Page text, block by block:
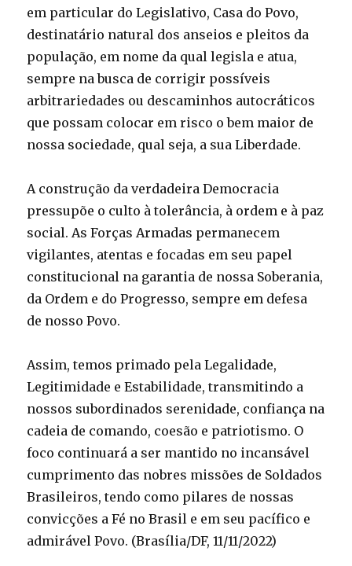
em particular do Legislativo, Casa do Povo,
destinatário natural dos anseios e pleitos da
população, em nome da qual legisla e atua,
sempre na busca de corrigir possíveis
arbitrariedades ou descaminhos autocráticos
que possam colocar em risco o bem maior de
nossa sociedade, qual seja, a sua Liberdade.
A construção da verdadeira Democracia
pressupõe o culto à tolerância, à ordem e à paz
social. As Forças Armadas permanecem
vigilantes, atentas e focadas em seu papel
constitucional na garantia de nossa Soberania,
da Ordem e do Progresso, sempre em defesa
de nosso Povo.
Assim, temos primado pela Legalidade,
Legitimidade e Estabilidade, transmitindo a
nossos subordinados serenidade, confiança na
cadeia de comando, coesão e patriotismo. O
foco continuará a ser mantido no incansável
cumprimento das nobres missões de Soldados
Brasileiros, tendo como pilares de nossas
convicções a Fé no Brasil e em seu pacífico e
admirável Povo. (Brasília/DF, 11/11/2022)